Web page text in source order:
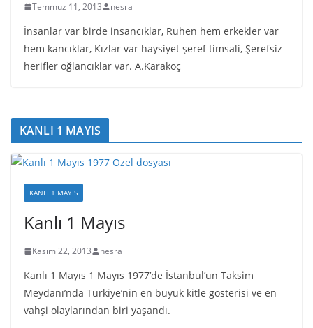
Temmuz 11, 2013 nesra
İnsanlar var birde insancıklar, Ruhen hem erkekler var
hem kancıklar, Kızlar var haysiyet şeref timsali, Şerefsiz
herifler oğlancıklar var. A.Karakoç
KANLI 1 MAYIS
KANLI 1 MAYIS
Kanlı 1 Mayıs
Kasım 22, 2013 nesra
Kanlı 1 Mayıs 1 Mayıs 1977’de İstanbul’un Taksim
Meydanı’nda Türkiye’nin en büyük kitle gösterisi ve en
vahşi olaylarından biri yaşandı.